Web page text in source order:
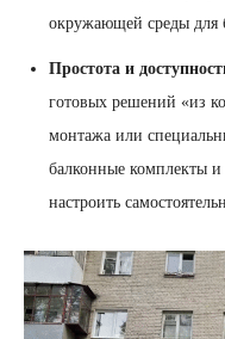
окружающей среды для
Простота и
готовых решений «из
монтажа или
балконные комплекты
настроить